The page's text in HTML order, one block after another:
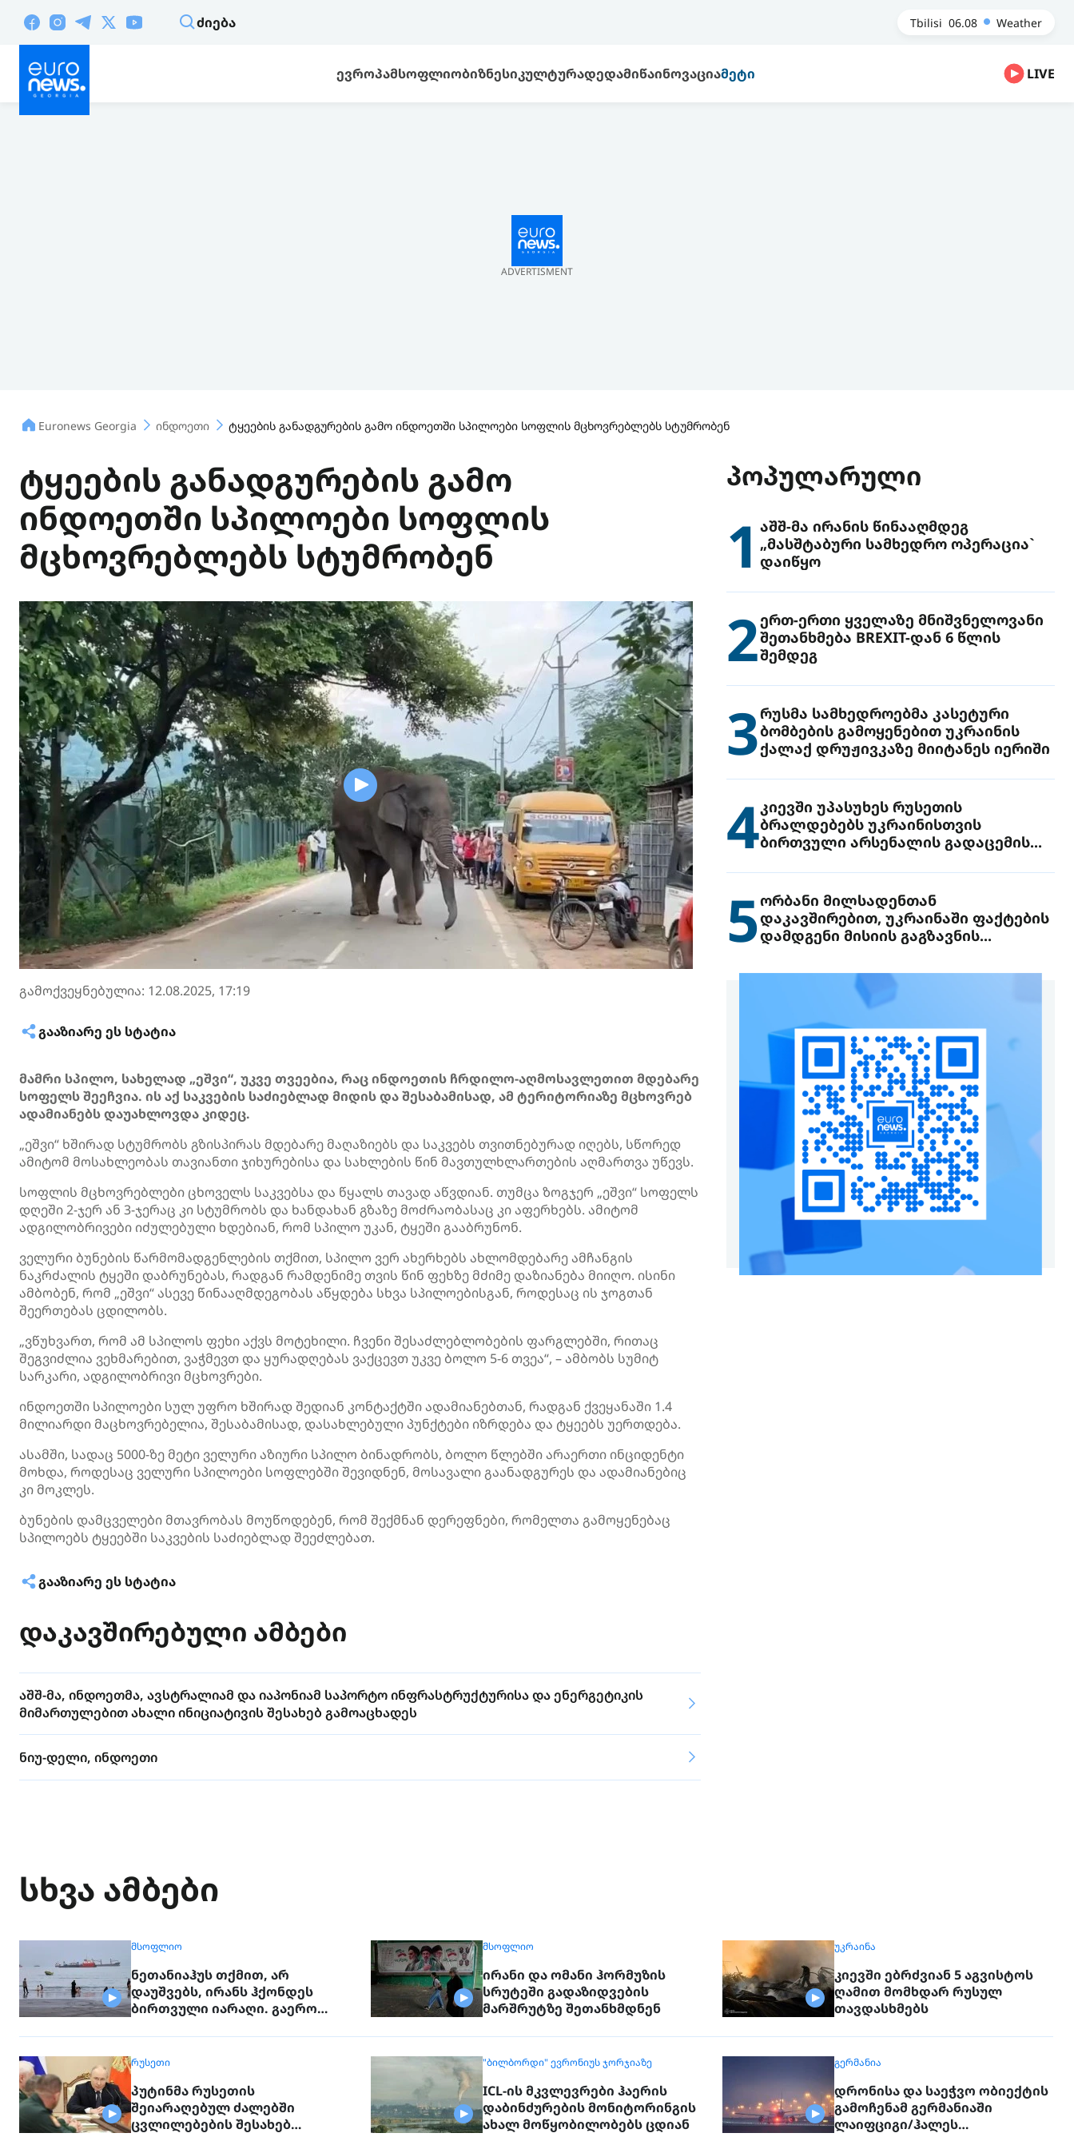
ᲫᲘᲔᲑᲐ Tbilisi 06.08 Weather
ᲔᲕᲠᲝᲞᲐᲛᲡᲝᲤᲚᲘᲝᲑᲘᲖᲜᲔᲡᲘᲙᲣᲚᲢᲣᲠᲐᲓᲔᲓᲐᲛᲘᲬᲐᲘᲜᲝᲕᲐᲪᲘᲐᲛᲔᲢᲘ LIVE
ADVERTISMENT
Euronews Georgia ინდოეთი ტყეების განადგურების გამო ინდოეთში სპილოები სოფლის მცხოვრებლებს სტუმრობენ
ტყეების განადგურების გამო
ინდოეთში სპილოები სოფლის
მცხოვრებლებს სტუმრობენ
გამოქვეყნებულია: 12.08.2025, 17:19
ᲒᲐᲐᲖᲘᲐᲠᲔ ᲔᲡ ᲡᲢᲐᲢᲘᲐ
მამრი სპილო, სახელად „ეშვი“, უკვე თვეებია, რაც ინდოეთის ჩრდილო-აღმოსავლეთით მდებარე
სოფელს შეეჩვია. ის აქ საკვების საძიებლად მიდის და შესაბამისად, ამ ტერიტორიაზე მცხოვრებ
ადამიანებს დაუახლოვდა კიდეც.
„ეშვი“ ხშირად სტუმრობს გზისპირას მდებარე მაღაზიებს და საკვებს თვითნებურად იღებს, სწორედ
ამიტომ მოსახლეობას თავიანთი ჯიხურებისა და სახლების წინ მავთულხლართების აღმართვა უწევს.
სოფლის მცხოვრებლები ცხოველს საკვებსა და წყალს თავად აწვდიან. თუმცა ზოგჯერ „ეშვი“ სოფელს
დღეში 2-ჯერ ან 3-ჯერაც კი სტუმრობს და ხანდახან გზაზე მოძრაობასაც კი აფერხებს. ამიტომ
ადგილობრივები იძულებული ხდებიან, რომ სპილო უკან, ტყეში გააბრუნონ.
ველური ბუნების წარმომადგენლების თქმით, სპილო ვერ ახერხებს ახლომდებარე ამჩანგის
ნაკრძალის ტყეში დაბრუნებას, რადგან რამდენიმე თვის წინ ფეხზე მძიმე დაზიანება მიიღო. ისინი
ამბობენ, რომ „ეშვი“ ასევე წინააღმდეგობას აწყდება სხვა სპილოებისგან, როდესაც ის ჯოგთან
შეერთებას ცდილობს.
„ვწუხვართ, რომ ამ სპილოს ფეხი აქვს მოტეხილი. ჩვენი შესაძლებლობების ფარგლებში, რითაც
შეგვიძლია ვეხმარებით, ვაჭმევთ და ყურადღებას ვაქცევთ უკვე ბოლო 5-6 თვეა“, – ამბობს სუმიტ
სარკარი, ადგილობრივი მცხოვრები.
ინდოეთში სპილოები სულ უფრო ხშირად შედიან კონტაქტში ადამიანებთან, რადგან ქვეყანაში 1.4
მილიარდი მაცხოვრებელია, შესაბამისად, დასახლებული პუნქტები იზრდება და ტყეებს უერთდება.
ასამში, სადაც 5000-ზე მეტი ველური აზიური სპილო ბინადრობს, ბოლო წლებში არაერთი ინციდენტი
მოხდა, როდესაც ველური სპილოები სოფლებში შევიდნენ, მოსავალი გაანადგურეს და ადამიანებიც
კი მოკლეს.
ბუნების დამცველები მთავრობას მოუწოდებენ, რომ შექმნან დერეფნები, რომელთა გამოყენებაც
სპილოებს ტყეებში საკვების საძიებლად შეეძლებათ.
ᲒᲐᲐᲖᲘᲐᲠᲔ ᲔᲡ ᲡᲢᲐᲢᲘᲐ
დაკავშირებული ამბები
აშშ-მა, ინდოეთმა, ავსტრალიამ და იაპონიამ საპორტო ინფრასტრუქტურისა და ენერგეტიკის
მიმართულებით ახალი ინიციატივის შესახებ გამოაცხადეს
ნიუ-დელი, ინდოეთი
ᲞᲝᲞᲣᲚᲐᲠᲣᲚᲘ
1აშშ-მა ირანის წინააღმდეგ
„მასშტაბური სამხედრო ოპერაცია`
დაიწყო
2ერთ-ერთი ყველაზე მნიშვნელოვანი
შეთანხმება BREXIT-დან 6 წლის
შემდეგ
3რუსმა სამხედროებმა კასეტური
ბომბების გამოყენებით უკრაინის
ქალაქ დრუჟივკაზე მიიტანეს იერიში
4კიევში უპასუხეს რუსეთის
ბრალდებებს უკრაინისთვის
ბირთვული არსენალის გადაცემის
5ორბანი მილსადენთან
დაკავშირებით, უკრაინაში ფაქტების
დამდგენი მისიის გაგზავნის
სხვა ამბები
ᲛᲡᲝᲤᲚᲘᲝ
ნეთანიაჰუს თქმით, არ
დაუშვებს, ირანს ჰქონდეს
ბირთვული იარაღი. გაერო
საუბრობს
ᲛᲡᲝᲤᲚᲘᲝ
ირანი და ომანი ჰორმუზის
სრუტეში გადაზიდვების
მარშრუტზე შეთანხმდნენ
ᲣᲙᲠᲐᲘᲜᲐ
კიევში ებრძვიან 5 აგვისტოს
ღამით მომხდარ რუსულ
თავდასხმებს
ᲠᲣᲡᲔᲗᲘ
პუტინმა რუსეთის
შეიარაღებულ ძალებში
ცვლილებების შესახებ
"ᲑᲘᲚᲑᲝᲠᲓᲘ" ᲔᲕᲠᲝᲜᲘᲣᲡ ᲯᲝᲠᲯᲘᲐᲖᲔ
ICL-ის მკვლევრები ჰაერის
დაბინძურების მონიტორინგის
ახალ მოწყობილობებს ცდიან
ᲒᲔᲠᲛᲐᲜᲘᲐ
დრონისა და საეჭვო ობიექტის
გამოჩენამ გერმანიაში
ლაიფციგი/ჰალეს